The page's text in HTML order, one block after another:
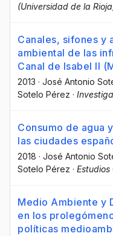
(Universidad de la
Canales, sifones y
ambiental de las
Canal de Isabel II
2013 · José Antonio
Sotelo Pérez ·
Consumo de agua
las ciudades
2018 · José Antonio
Sotelo Pérez · Estudios
Medio Ambiente y
en los
políticas